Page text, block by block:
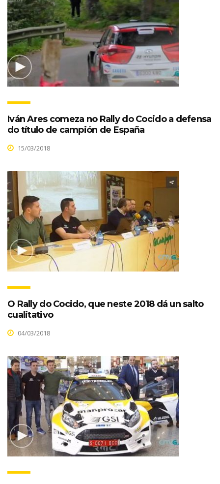
Iván Ares comeza no Rally do Cocido a defensa
do título de campión de España
15/03/2018
O Rally do Cocido, que neste 2018 dá un salto
cualitativo
04/03/2018